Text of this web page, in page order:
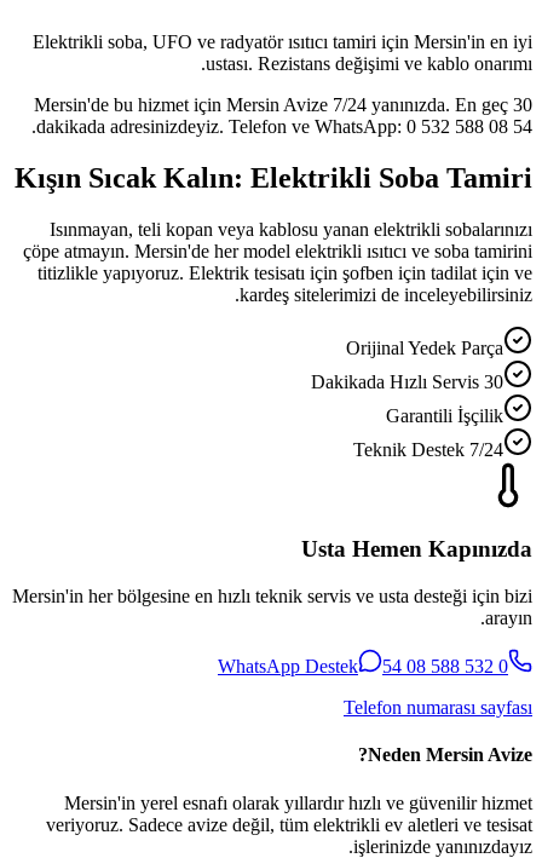
Elektrikli soba, UFO ve radyatör ısıtıcı tamiri için Mersin'in en iyi
ustası. Rezistans değişimi ve kablo onarımı.
Mersin'de bu hizmet için Mersin Avize 7/24 yanınızda. En geç 30
dakikada adresinizdeyiz. Telefon ve WhatsApp: 0 532 588 08 54.
Kışın Sıcak Kalın: Elektrikli Soba Tamiri
Isınmayan, teli kopan veya kablosu yanan elektrikli sobalarınızı
çöpe atmayın. Mersin'de her model elektrikli ısıtıcı ve soba tamirini
titizlikle yapıyoruz. Elektrik tesisatı için şofben için tadilat için ve
kardeş sitelerimizi de inceleyebilirsiniz.
Orijinal Yedek Parça
30 Dakikada Hızlı Servis
Garantili İşçilik
7/24 Teknik Destek
Usta Hemen Kapınızda
Mersin'in her bölgesine en hızlı teknik servis ve usta desteği için bizi
arayın.
0 532 588 08 54
WhatsApp Destek
Telefon numarası sayfası
Neden Mersin Avize?
Mersin'in yerel esnafı olarak yıllardır hızlı ve güvenilir hizmet
veriyoruz. Sadece avize değil, tüm elektrikli ev aletleri ve tesisat
işlerinizde yanınızdayız.